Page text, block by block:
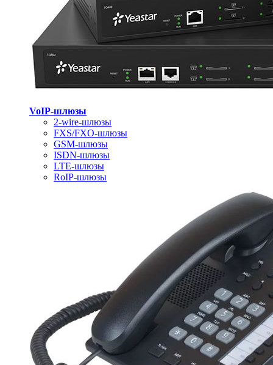
VoIP-шлюзы
2-wire-шлюзы
FXS/FXO-шлюзы
GSM-шлюзы
ISDN-шлюзы
LTE-шлюзы
RoIP-шлюзы